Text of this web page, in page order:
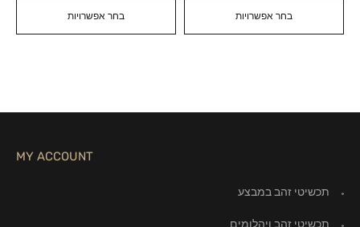
בחר אפשרויות בחר אפשרויות
MY ACCOUNT
תכשיטי זהב במבצע
תכשיטי זהב ויהלומים